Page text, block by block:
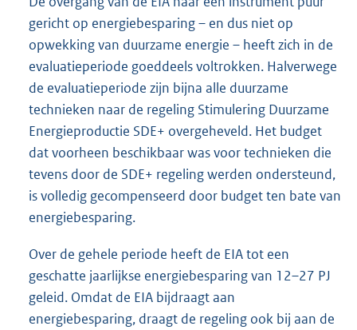
gericht op energiebesparing – en dus niet op
opwekking van duurzame energie – heeft zich in de
evaluatieperiode goeddeels voltrokken. Halverwege
de evaluatieperiode zijn bijna alle duurzame
technieken naar de regeling Stimulering Duurzame
Energieproductie SDE+ overgeheveld. Het budget
dat voorheen beschikbaar was voor technieken die
tevens door de SDE+ regeling werden ondersteund,
is volledig gecompenseerd door budget ten bate van
energiebesparing.
Over de gehele periode heeft de EIA tot een
geschatte jaarlijkse energiebesparing van 12–27 PJ
geleid. Omdat de EIA bijdraagt aan
energiebesparing, draagt de regeling ook bij aan de